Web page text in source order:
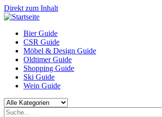
Direkt zum Inhalt
Bier Guide
CSR Guide
Möbel & Design Guide
Oldtimer Guide
Shopping Guide
Ski Guide
Wein Guide